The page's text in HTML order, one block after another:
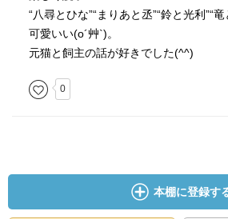
“八尋とひな”“まりあと丞”“鈴と光利”“
可愛いい(o´艸`)。
元猫と飼主の話が好きでした(^^)
0
本棚に登録す